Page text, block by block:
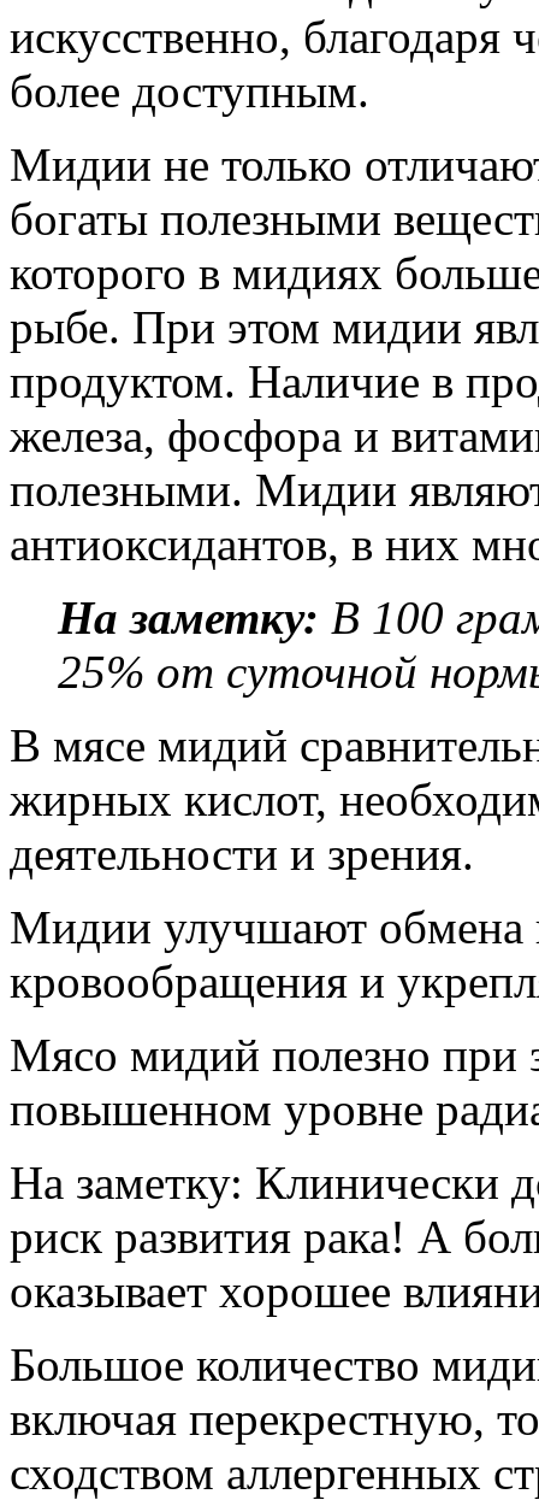
искусственно, благодаря
более доступным.
Мидии не только
богаты полезными
которого в мидиях
рыбе. При этом мидии
продуктом. Наличие в
железа, фосфора и
полезными. Мидии
антиоксидантов, в них
На заметку: В 100
25% от суточной
В мясе мидий
жирных кислот,
деятельности и зрения.
Мидии улучшают обмена
кровообращения и
Мясо мидий полезно при
повышенном уровне
На заметку: Клинически
риск развития рака! А
оказывает хорошее
Большое количество
включая перекрестную,
сходством аллергенных